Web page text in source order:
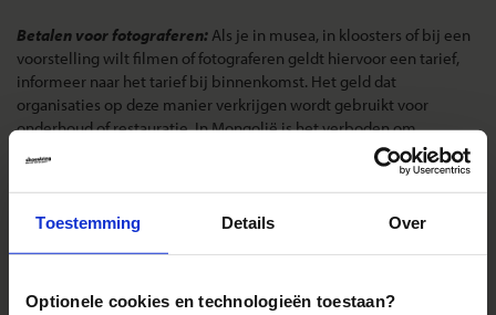
Toestemming Details Over
Optionele cookies en technologieën toestaan?
Betalen voor fotograferen: Als je in musea, in kloosters of bij een
voorstelling wilt filmen of fotograferen geldt hiervoor een tarief,
informeer naar het tarief bij binnenkomst. Het geld dat
organisaties op deze manier verkrijgen wordt gebruikt voor
onderhoud of restauratie. In Mongolië is het verboden om